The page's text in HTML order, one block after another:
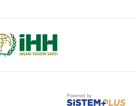
Powered by